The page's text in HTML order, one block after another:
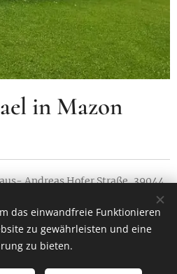
in Mazon
Andreas Hofer Straße, 39044
riservati 2018
Webnode
das einwandfreie Funktionieren
zu gewährleisten und eine
zu bieten.